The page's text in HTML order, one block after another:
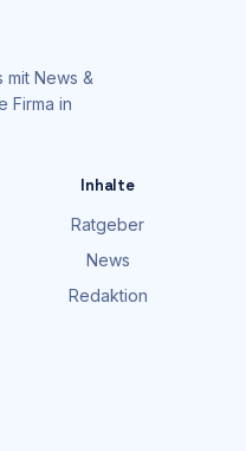
mit News &
Firma in
Inhalte
Ratgeber
News
Redaktion